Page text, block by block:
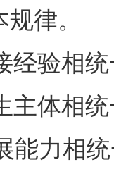
律。
经验相
主体相
能力相